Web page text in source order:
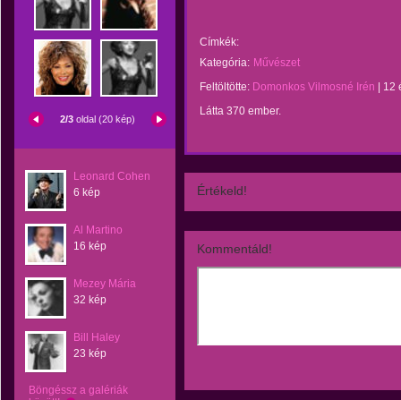
2/3 oldal (20 kép)
Leonard Cohen
6 kép
Al Martino
16 kép
Mezey Mária
32 kép
Bill Haley
23 kép
Böngéssz a galériák
Címkék:
Kategória: Művészet
Feltöltötte: Domonkos Vilmosné Irén
12
Látta 370 ember.
Értékeld!
Kommentáld!